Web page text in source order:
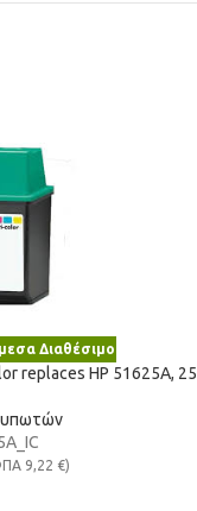
Διαθέσιμο
replaces HP 51625A, 25
9,22 €)